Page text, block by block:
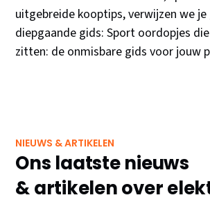
uitgebreide kooptips, verwijzen we
diepgaande gids: Sport oordopjes
zitten: de onmisbare gids voor jouw
NIEUWS & ARTIKELEN
Ons laatste nieuws
& artikelen over